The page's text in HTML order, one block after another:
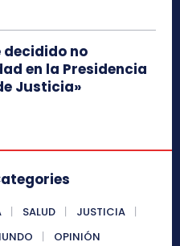
decidido no
en la Presidencia
Justicia»
SALUD
JUSTICIA
OPINIÓN